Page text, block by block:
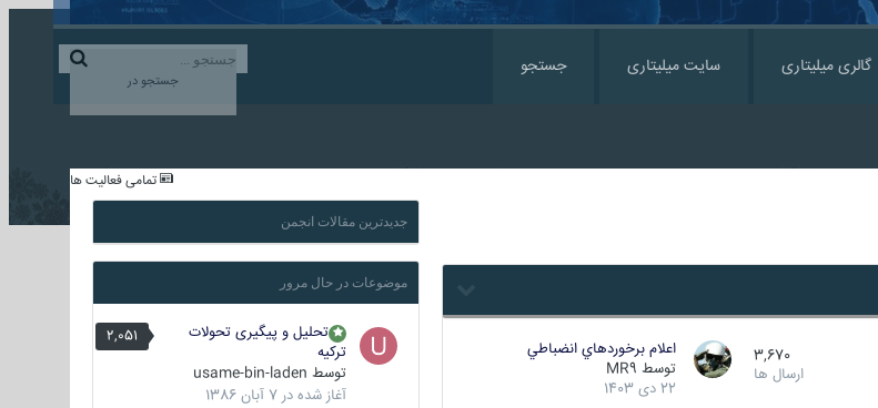
جستجو در
گالری میلیتاری سایت میلیتاری جستجو
تمامی فعالیت ها
3,670
ارسال ها
اعلام برخوردهاي انضباطي
توسط MR9
22 دی 1403
جدیدترین مقالات انجمن
موضوعات در حال مرور
2,051
تحلیل و پیگیری تحولات
ترکیه
توسط usame-bin-laden
آغاز شده در 7 آبان 1386